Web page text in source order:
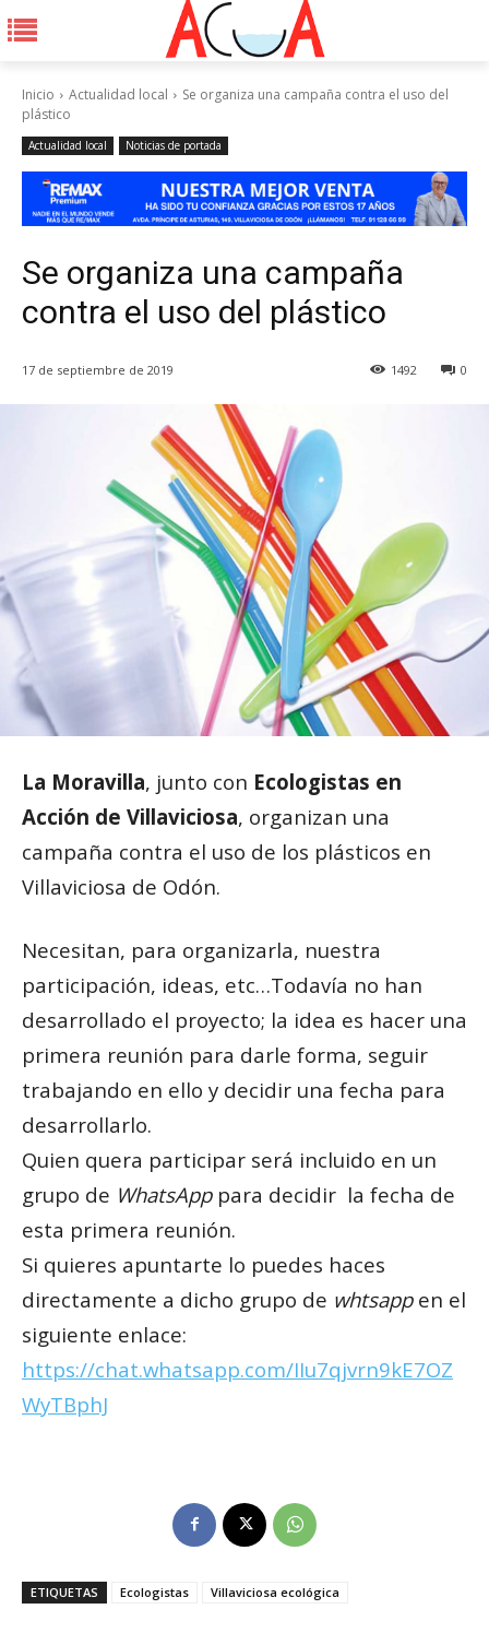
Inicio Actualidad local
Se organiza una campaña contra el uso del
plástico
Actualidad local Noticias de portada
Se organiza una campaña
contra el uso del plástico
17 de septiembre de 2019 0
1492
La Moravilla, junto con Ecologistas en
Acción de Villaviciosa, organizan una
campaña contra el uso de los plásticos en
Villaviciosa de Odón.
Necesitan, para organizarla, nuestra
participación, ideas, etc…Todavía no han
desarrollado el proyecto; la idea es hacer una
primera reunión para darle forma, seguir
trabajando en ello y decidir una fecha para
desarrollarlo.
Quien quera participar será incluido en un
grupo de WhatsApppara decidir la fecha de
esta primera reunión.
Si quieres apuntarte lo puedes haces
directamente a dicho grupo de whtsappen el
siguiente enlace:
https://chat.whatsapp.com/IIu7qjvrn9kE7OZ
WyTBphJ
ETIQUETAS Ecologistas Villaviciosa ecológica